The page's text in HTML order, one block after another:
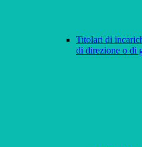
Titolari di
di direzione o di